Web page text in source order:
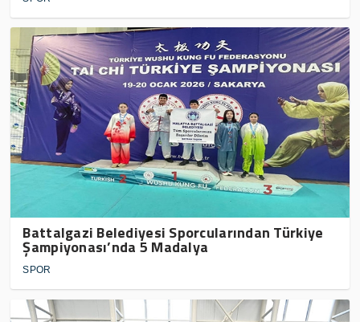
Battalgazi Belediyesi Sporcularından Türkiye
Şampiyonası’nda 5 Madalya
SPOR